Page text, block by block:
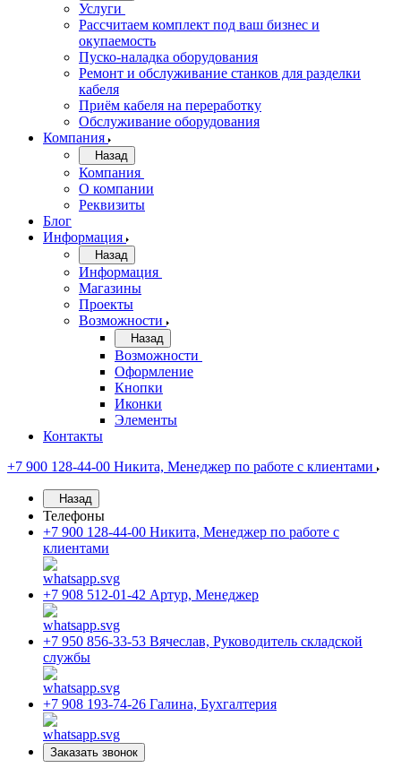
Услуги
Рассчитаем комплект под ваш бизнес и
окупаемость
Пуско-наладка оборудования
Ремонт и обслуживание станков для разделки
кабеля
Приём кабеля на переработку
Обслуживание оборудования
Компания
Назад
Компания
О компании
Реквизиты
Блог
Информация
Назад
Информация
Магазины
Проекты
Возможности
Назад
Возможности
Оформление
Кнопки
Иконки
Элементы
Контакты
+7 900 128-44-00 Никита, Менеджер по работе с клиентами
Назад
Телефоны
+7 900 128-44-00 Никита, Менеджер по работе с
клиентами
+7 908 512-01-42 Артур, Менеджер
+7 950 856-33-53 Вячеслав, Руководитель складской
службы
+7 908 193-74-26 Галина, Бухгалтерия
Заказать звонок